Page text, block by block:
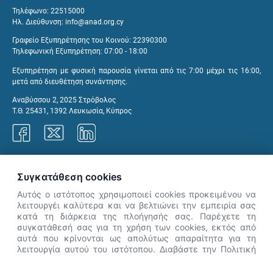
Τηλέφωνο: 22515000
Ηλ. Διεύθυνση: info@anad.org.cy
Γραφείο Εξυπηρέτησης του Κοινού: 22390300
Τηλεφωνική Εξυπηρέτηση: 07:00 - 18:00
Εξυπηρέτηση με φυσική παρουσία γίνεται από τις 7:00 μέχρι τις 16:00,
μετά από διευθέτηση συνάντησης.
Αναβύσσου 2, 2025 Στρόβολος
Τ.Θ. 25431, 1392 Λευκωσία, Κύπρος
👋 Καλώς ήρθες! Είμαι η Νόησις.
Πες μου πώς μπορώ να σε βοηθήσω
Συγκατάθεση cookies
Αυτός ο ιστότοπος χρησιμοποιεί cookies προκειμένου να
λειτουργέι καλύτερα και να βελτιώνει την εμπειρία σας
κατά τη διάρκεια της πλοήγησής σας. Παρέχετε τη
συγκατάθεσή σας για τη χρήση των cookies, εκτός από
αυτά που κρίνονται ως απολύτως απαραίτητα για τη
λειτουργία αυτού του ιστότοπου. Διαβάστε την Πολιτική